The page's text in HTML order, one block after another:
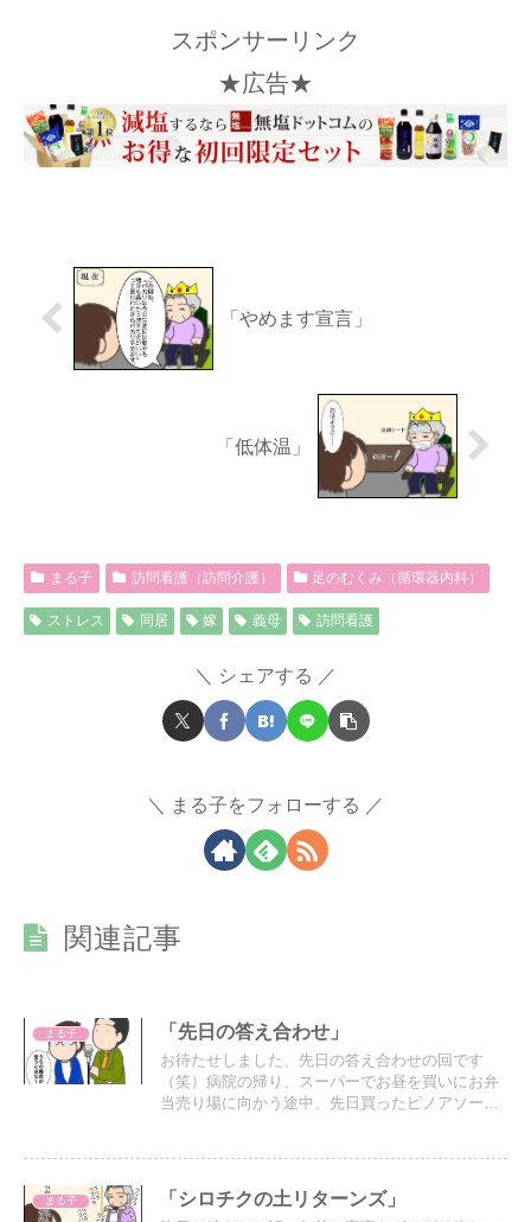
スポンサーリンク
★広告★
「やめます宣言」
「低体温」
まる子 訪問看護（訪問介護） 足のむくみ（循環器内科）
ストレス 同居 嫁 義母 訪問看護
シェアする
まる子をフォローする
関連記事
まる子 「先日の答え合わせ」
お待たせしました、先日の答え合わせの回です
（笑）病院の帰り、スーパーでお昼を買いにお弁
当売り場に向かう途中、先日買ったピノアソート
まる子 「シロチクの土リターンズ」